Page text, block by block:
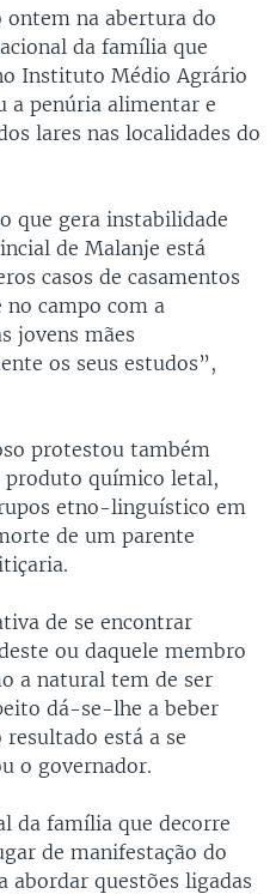
ontem na abertura do
da família que
Instituto Médio Agrário
a penúria alimentar e
lares nas localidades do
que gera instabilidade
de Malanje está
casos de casamentos
campo com a
jovens mães
os seus estudos”,
protestou também
produto químico letal,
etno-linguístico em
de um parente
de se encontrar
ou daquele membro
a natural tem de ser
dá-se-lhe a beber
está a se
o governador.
da família que decorre
de manifestação do
abordar questões ligadas